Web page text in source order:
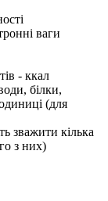
ваги
- ккал
білки,
(для
зважити кілька
з них)